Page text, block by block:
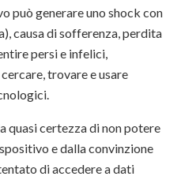
può generare uno shock con
causa di sofferenza, perdita
persi e infelici,
trovare e usare
quasi certezza di non potere
e dalla convinzione
di accedere a dati